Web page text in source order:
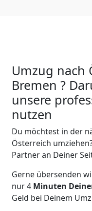
Umzug nach
Bremen ?
unsere
nutzen
Du möchtest in der
Österreich
Partner an Deiner
Gerne übersenden
nur4 Minuten
Geld bei Deinem